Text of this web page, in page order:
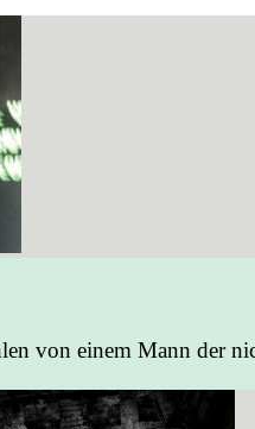
von einem Mann der